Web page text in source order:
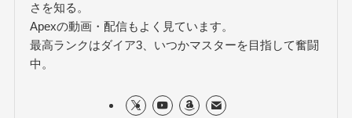
さを知る。
Apexの動画・配信もよく見ています。
最高ランクはダイア3、いつかマスターを目指して奮闘
中。